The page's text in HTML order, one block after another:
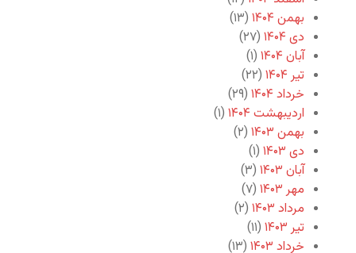
بهمن ۱۴۰۴
(۱۳)
دی ۱۴۰۴
(۲۷)
آبان ۱۴۰۴
(۱)
تیر ۱۴۰۴
(۲۲)
خرداد ۱۴۰۴
(۲۹)
اردیبهشت ۱۴۰۴
(۱)
بهمن ۱۴۰۳
(۲)
دی ۱۴۰۳
(۱)
آبان ۱۴۰۳
(۳)
مهر ۱۴۰۳
(۷)
مرداد ۱۴۰۳
(۲)
تیر ۱۴۰۳
(۱۱)
خرداد ۱۴۰۳
(۱۳)